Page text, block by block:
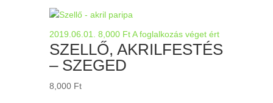
2019.06.01. 8,000 Ft A foglalkozás véget ért
SZELLŐ, AKRILFESTÉS
– SZEGED
8,000 Ft